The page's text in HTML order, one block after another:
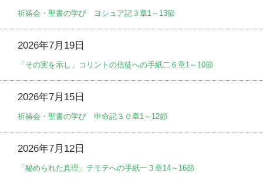
祈祷会・聖書の学び ヨシュア記３章1～13節
2026年7月19日
「その実を示し」コリントの信徒への手紙二６章1～10節
2026年7月15日
祈祷会・聖書の学び 申命記３０章1～12節
2026年7月12日
「秘められた真理」テモテへの手紙一３章14～16節